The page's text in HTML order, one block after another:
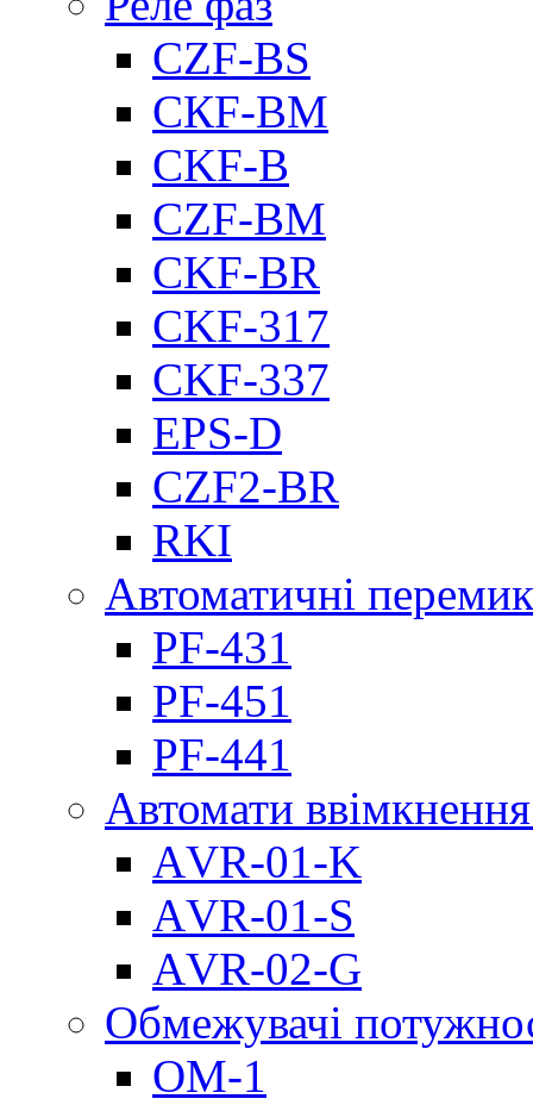
CZF-BS
CКF-BM
CKF-B
CZF-BM
CKF-BR
CKF-317
CKF-337
EPS-D
CZF2-BR
RKI
Автоматичні
PF-431
PF-451
PF-441
Автомати
АVR-01-K
АVR-01-S
АVR-02-G
Обмежувачі
ОМ-1